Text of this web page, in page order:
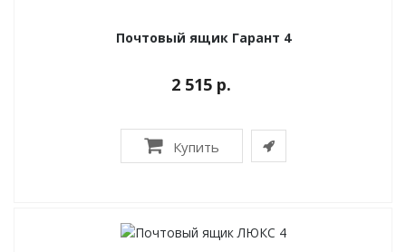
Почтовый ящик Гарант 4
2 515 р.
Купить